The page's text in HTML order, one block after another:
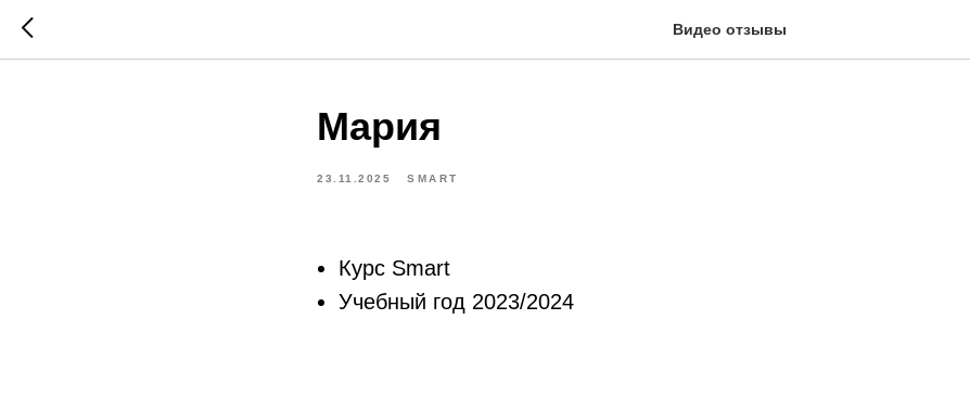
Видео отзывы
Мария
23.11.2025 SMART
Курс Smart
Учебный год 2023/2024